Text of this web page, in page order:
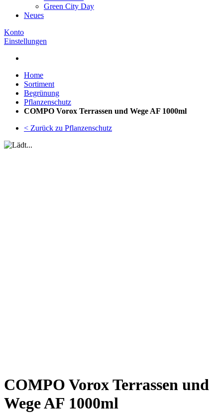
Green City Day
Neues
Konto
Einstellungen
Home
Sortiment
Begrünung
Pflanzenschutz
COMPO Vorox Terrassen und Wege AF 1000ml
< Zurück zu Pflanzenschutz
COMPO Vorox Terrassen und
Wege AF 1000ml